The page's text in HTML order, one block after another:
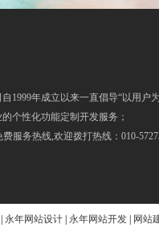
1999年成立以来一直倡导“以用户
个性化功能定制开发服务；
服务热线,欢迎拨打热线：010-
永年网站设计 永年网站开发 网站